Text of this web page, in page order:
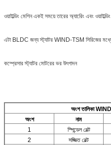
ওয়াইল্ডিং মেশিন একই সময়ে তারের অ্যারেিং এবং
এটা BLDC জন্য স্ট্যাটর WIND-TSM সিরিজের মধ্যে
কম্প্রেসার স্ট্যাটর মোটরের ভর উৎপাদন
অংশ তালিকা
অংশ
নাম
1
স্পিন্ডেল বেল্ট
2
সজ্জিত বেল্ট